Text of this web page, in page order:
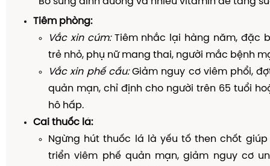
Tiêm phòng:
Vắc xin cúm:Tiêm nhắc lại hàng năm, đặc
trẻ nhỏ, phụ nữ mang thai, người mắc bệnh
Vắc xin phế cầu:Giảm nguy cơ viêm phổi,
quản mạn, chỉ định cho người trên 65 tuổi
hô hấp.
Cai thuốc lá:
Ngừng hút thuốc lá là yếu tố then chốt
triển viêm phế quản mạn, giảm nguy cơ